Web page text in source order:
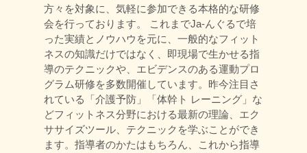
方々を対象に、気軽に参加できる本格的な研修
会を行っております。 これまでJa-んぐるで培
った実績とノウハウを元に、一般的なフィット
ネスの知識だけではなく、即現場で生かせる指
導のテクニックや、エビデンスのある運動プロ
グラム研修を多数開催しています。昨今注目さ
れている「介護予防」「体幹ト レーニング」な
どフィットネス分野における最新の理論、エク
ササイズツール、テクニックを学ぶことができ
ます。指導者のかたはもちろん、これから指導